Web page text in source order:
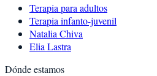
Terapia para adultos
Terapia infanto-juvenil
Natalia Chiva
Elia Lastra
Dónde estamos